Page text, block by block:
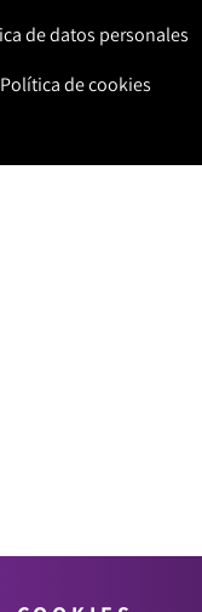
de datos personales
Política de cookies